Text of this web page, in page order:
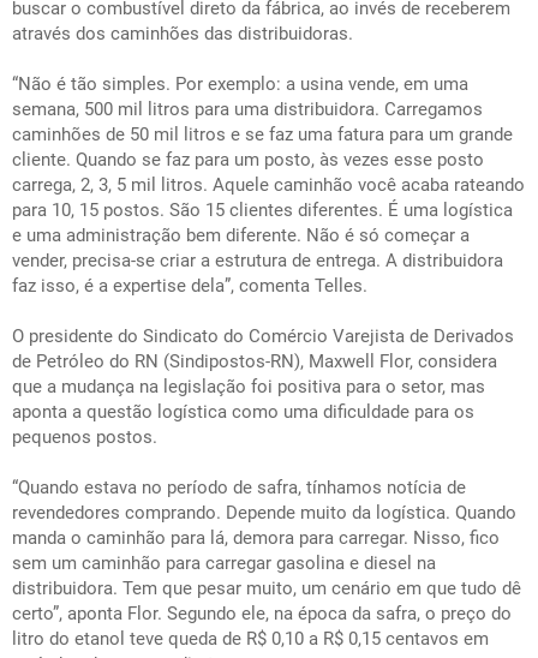
buscar o combustível direto da fábrica, ao invés de receberem
através dos caminhões das distribuidoras.
“Não é tão simples. Por exemplo: a usina vende, em uma
semana, 500 mil litros para uma distribuidora. Carregamos
caminhões de 50 mil litros e se faz uma fatura para um grande
cliente. Quando se faz para um posto, às vezes esse posto
carrega, 2, 3, 5 mil litros. Aquele caminhão você acaba rateando
para 10, 15 postos. São 15 clientes diferentes. É uma logística
e uma administração bem diferente. Não é só começar a
vender, precisa-se criar a estrutura de entrega. A distribuidora
faz isso, é a expertise dela”, comenta Telles.
O presidente do Sindicato do Comércio Varejista de Derivados
de Petróleo do RN (Sindipostos-RN), Maxwell Flor, considera
que a mudança na legislação foi positiva para o setor, mas
aponta a questão logística como uma dificuldade para os
pequenos postos.
“Quando estava no período de safra, tínhamos notícia de
revendedores comprando. Depende muito da logística. Quando
manda o caminhão para lá, demora para carregar. Nisso, fico
sem um caminhão para carregar gasolina e diesel na
distribuidora. Tem que pesar muito, um cenário em que tudo dê
certo”, aponta Flor. Segundo ele, na época da safra, o preço do
litro do etanol teve queda de R$ 0,10 a R$ 0,15 centavos em